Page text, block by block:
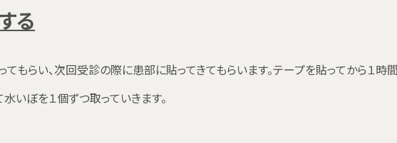
る
もらい、次回受診の際に患部に貼ってきてもらいます。テープを貼ってから１時
いぼを１個ずつ取っていきます。